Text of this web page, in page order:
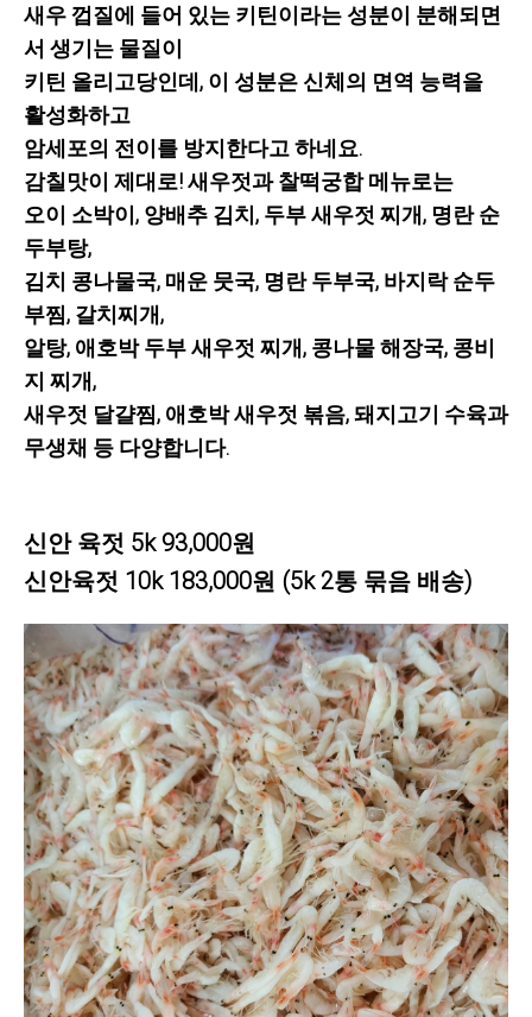
새우 껍질에 들어 있는 키틴이라는 성분이 분해되면
서 생기는 물질이
키틴 올리고당인데, 이 성분은 신체의 면역 능력을
활성화하고
암세포의 전이를 방지한다고 하네요.
감칠맛이 제대로! 새우젓과 찰떡궁합 메뉴로는
오이 소박이, 양배추 김치, 두부 새우젓 찌개, 명란 순
두부탕,
김치 콩나물국, 매운 뭇국, 명란 두부국, 바지락 순두
부찜, 갈치찌개,
알탕, 애호박 두부 새우젓 찌개, 콩나물 해장국, 콩비
지 찌개,
새우젓 달걀찜, 애호박 새우젓 볶음, 돼지고기 수육과
무생채 등 다양합니다.
신안 육젓 5k 93,000원
신안육젓 10k 183,000원 (5k 2통 묶음 배송)